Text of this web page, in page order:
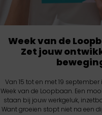
Week van de
Zet jouw
Van 15 tot en met 19
Week van de Loopbaan. Een
staan bij jouw werkgeluk,
Want groeien stopt niet na een